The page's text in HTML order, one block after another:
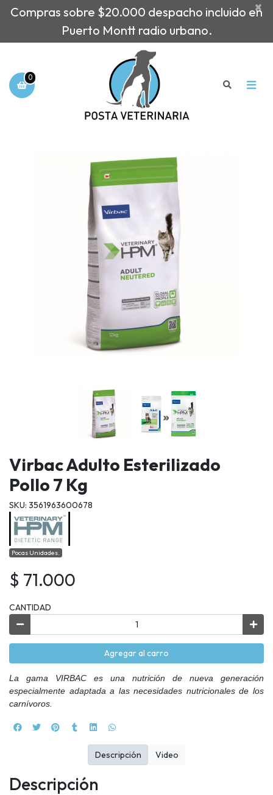
Compras sobre $20.000 despacho incluido en
Puerto Montt radio urbano.
×
0
Virbac Adulto Esterilizado
Pollo 7 Kg
SKU: 3561963600678
Pocas Unidades.
$ 71.000
CANTIDAD
Agregar al carro
La gama VIRBAC es una nutrición de nueva generación
especialmente adaptada a las necesidades nutricionales de los
carnívoros.
Descripción
Descripción Video